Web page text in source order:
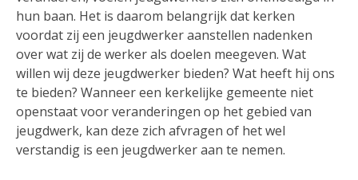
hun baan. Het is daarom belangrijk dat kerken
voordat zij een jeugdwerker aanstellen nadenken
over wat zij de werker als doelen meegeven. Wat
willen wij deze jeugdwerker bieden? Wat heeft hij ons
te bieden? Wanneer een kerkelijke gemeente niet
openstaat voor veranderingen op het gebied van
jeugdwerk, kan deze zich afvragen of het wel
verstandig is een jeugdwerker aan te nemen.